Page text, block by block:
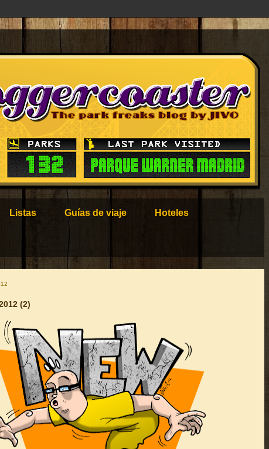
Listas Guías de viaje Hoteles
(2)